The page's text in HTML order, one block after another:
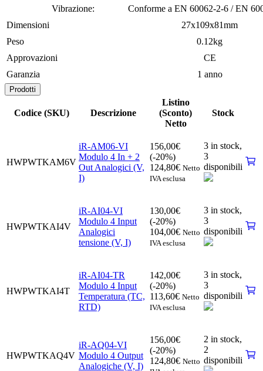
Vibrazione:
Conforme a EN 60062-2-6 / EN
Dimensioni
27x109x81mm
Peso
0.12kg
Approvazioni
CE
Garanzia
1 anno
Prodotti
Codice (SKU) Descrizione
Listino
(Sconto)
Netto
Stock
HWPWTKAM6V
iR-AM06-VI
Modulo 4 In + 2
Out Analogici (V,
I)
156,00€
(-20%)
124,80€ Netto
IVA esclusa
3 in stock,
3
disponibili
HWPWTKAI4V
iR-AI04-VI
Modulo 4 Input
Analogici
tensione (V, I)
130,00€
(-20%)
104,00€ Netto
IVA esclusa
3 in stock,
3
disponibili
HWPWTKAI4T
iR-AI04-TR
Modulo 4 Input
Temperatura (TC,
RTD)
142,00€
(-20%)
113,60€ Netto
IVA esclusa
3 in stock,
3
disponibili
HWPWTKAQ4V
iR-AQ04-VI
Modulo 4 Output
Analogiche (V, I)
156,00€
(-20%)
124,80€ Netto
2 in stock,
2
disponibili